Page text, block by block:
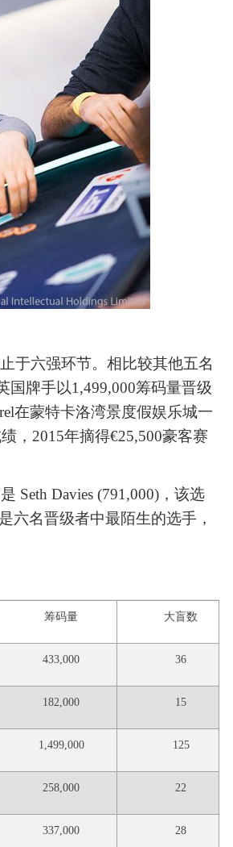
于六强环节。相比较其他五名
国牌手以1,499,000筹码量晋级
在蒙特卡洛湾景度假娱乐城一
，2015年摘得€25,500豪客赛
Seth Davies (791,000)，该选
六名晋级者中最陌生的选手，
筹码量 大盲数
433,000 36
182,000 15
1,499,000 125
258,000 22
337,000 28